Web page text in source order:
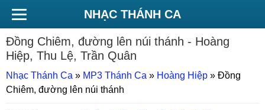
NHẠC THÁNH CA
Đồng Chiêm, đường lên núi thánh - Hoàng
Hiệp, Thu Lệ, Trần Quân
Nhạc Thánh Ca » MP3 Thánh Ca » Hoàng Hiệp » Đồng
Chiêm, đường lên núi thánh